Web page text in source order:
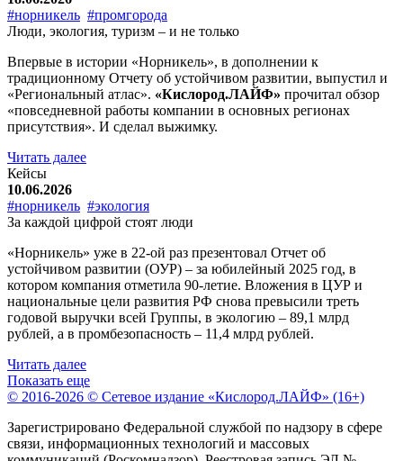
#норникель #промгорода
Люди, экология, туризм – и не только
Впервые в истории «Норникель», в дополнении к
традиционному Отчету об устойчивом развитии, выпустил и
«Региональный атлас». «Кислород.ЛАЙФ» прочитал обзор
«повседневной работы компании в основных регионах
присутствия». И сделал выжимку.
Читать далее
Кейсы
10.06.2026
#норникель #экология
За каждой цифрой стоят люди
«Норникель» уже в 22-ой раз презентовал Отчет об
устойчивом развитии (ОУР) – за юбилейный 2025 год, в
котором компания отметила 90-летие. Вложения в ЦУР и
национальные цели развития РФ снова превысили треть
годовой выручки всей Группы, в экологию – 89,1 млрд
рублей, а в промбезопасность – 11,4 млрд рублей.
Читать далее
Показать еще
© 2016-2026 © Сетевое издание «Кислород.ЛАЙФ» (16+)
Зарегистрировано Федеральной службой по надзору в сфере
связи, информационных технологий и массовых